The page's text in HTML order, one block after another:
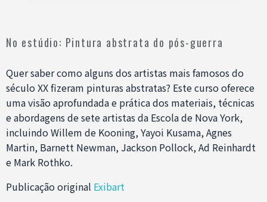
No estúdio: Pintura abstrata do pós-guerra
Quer saber como alguns dos artistas mais famosos do
século XX fizeram pinturas abstratas? Este curso oferece
uma visão aprofundada e prática dos materiais, técnicas
e abordagens de sete artistas da Escola de Nova York,
incluindo Willem de Kooning, Yayoi Kusama, Agnes
Martin, Barnett Newman, Jackson Pollock, Ad Reinhardt
e Mark Rothko.
Publicação original Exibart